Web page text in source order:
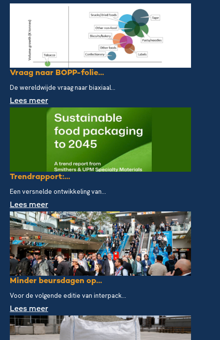
Vraag naar BOPP-folie...
De wereldwijde vraag naar biaxiaal...
Lees meer
Trendrapport:...
Een versnelde ontwikkeling van...
Lees meer
Minder beursdagen op...
Voor de volgende editie van interpack...
Lees meer